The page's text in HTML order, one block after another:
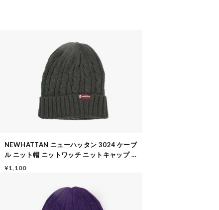
NEWHATTAN ニューハッタン 3024 ケーブ
ル ニット帽 ニットワッチ ニットキャップ メ
ンズ レディース ダークグレー
¥1,100